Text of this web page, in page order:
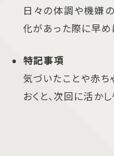
日々の体調や機嫌
化があった際に早め
特記事項
気づいたことや赤
おくと、次回に活かし